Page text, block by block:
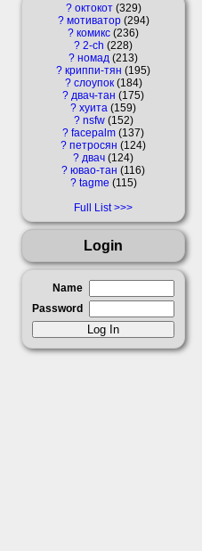
? октокот 329
? мотиватор 294
? комикс 236
? 2-ch 228
? номад 213
? криппи-тян
195
? слоупок 184
? двач-тан
175
? хуита 159
? nsfw 152
? facepalm 137
? петросян
124
? двач 124
? ювао-тан
116
? tagme 115
Full List
Login
Name
Password